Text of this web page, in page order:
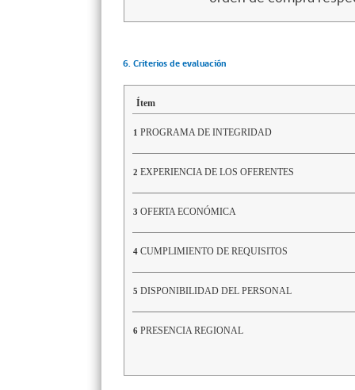
6. Criterios de evaluación
Ítem
1 PROGRAMA DE INTEGRIDAD
2 EXPERIENCIA DE LOS OFERENTES
3 OFERTA ECONÓMICA
4 CUMPLIMIENTO DE REQUISITOS
5 DISPONIBILIDAD DEL PERSONAL
6 PRESENCIA REGIONAL